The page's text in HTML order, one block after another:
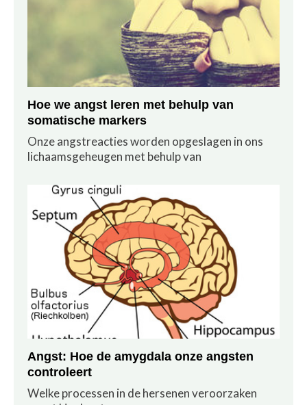
Hoe we angst leren met behulp van
somatische markers
Onze angstreacties worden opgeslagen in ons
lichaamsgeheugen met behulp van
Angst: Hoe de amygdala onze angsten
controleert
Welke processen in de hersenen veroorzaken